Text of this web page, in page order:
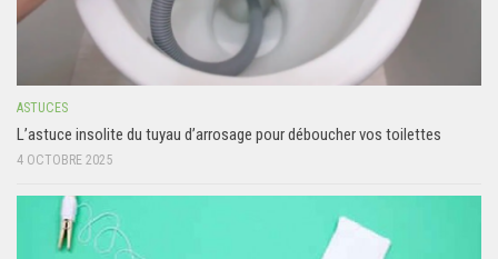
ASTUCES
L’astuce insolite du tuyau d’arrosage pour déboucher vos toilettes
4 OCTOBRE 2025